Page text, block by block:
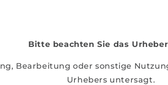
Bitte beachten Sie das
Bearbeitung oder sonstige
Urhebers untersagt.